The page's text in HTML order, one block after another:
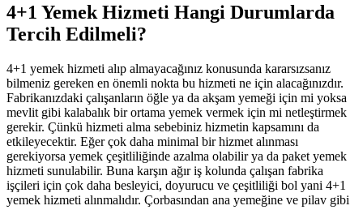
4+1 Yemek Hizmeti Hangi Durumlarda
Tercih Edilmeli?
4+1 yemek hizmeti alıp almayacağınız konusunda kararsızsanız
bilmeniz gereken en önemli nokta bu hizmeti ne için alacağınızdır.
Fabrikanızdaki çalışanların öğle ya da akşam yemeği için mi yoksa
mevlit gibi kalabalık bir ortama yemek vermek için mi netleştirmek
gerekir. Çünkü hizmeti alma sebebiniz hizmetin kapsamını da
etkileyecektir. Eğer çok daha minimal bir hizmet alınması
gerekiyorsa yemek çeşitliliğinde azalma olabilir ya da paket yemek
hizmeti sunulabilir. Buna karşın ağır iş kolunda çalışan fabrika
işçileri için çok daha besleyici, doyurucu ve çeşitliliği bol yani 4+1
yemek hizmeti alınmalıdır. Çorbasından ana yemeğine ve pilav gibi